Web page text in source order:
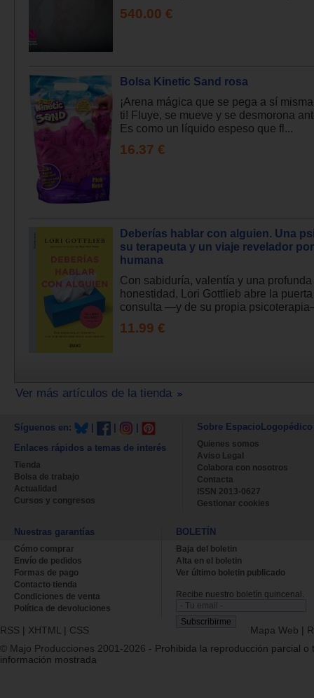
540.00 €
Bolsa Kinetic Sand rosa
¡Arena mágica que se pega a sí
ti! Fluye, se mueve y se desmorona
Es como un líquido espeso que fl...
16.37 €
Deberías hablar con alguien. Una
su terapeuta y un viaje revelador
humana
Con sabiduría, valentía y una profunda
honestidad, Lori Gottlieb abre la
consulta —y de su propia
11.99 €
Ver más artículos de la tienda
Síguenos en:
Enlaces rápidos a temas de interés
Tienda
Bolsa de trabajo
Actualidad
Cursos y congresos
Sobre EspacioLogopédico
Quienes somos
Aviso Legal
Colabora con nosotros
Contacta
ISSN 2013-0627
Gestionar cookies
Nuestras garantías
Cómo comprar
Envío de pedidos
Formas de pago
Contacto tienda
Condiciones de venta
Política de devoluciones
BOLETÍN
Baja del boletin
Alta en el boletin
Ver último boletin publicado
Recibe nuestro boletín quincenal.
RSS | XHTML | CSS Mapa Web |
© Majo Producciones 2001-2026 - Prohibida la reproducción parcial o
información mostrada